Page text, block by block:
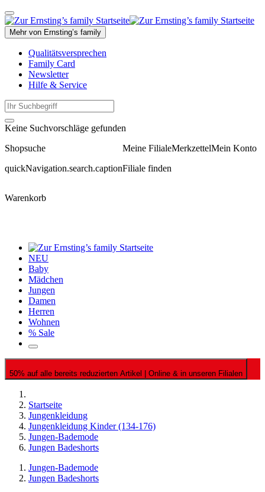
Mehr von Ernsting’s family
Qualitätsversprechen
Family Card
Newsletter
Hilfe & Service
Keine Suchvorschläge gefunden
Shopsuche
quickNavigation.search.caption
Meine Filiale
Filiale finden
MerkzettelMein Konto
Warenkorb
NEU
Baby
Mädchen
Jungen
Damen
Herren
Wohnen
% Sale
50% auf alle bereits reduzierten Artikel | Online & in unseren Filialen
Startseite
Jungenkleidung
Jungenkleidung Kinder (134-176)
Jungen-Bademode
Jungen Badeshorts
Jungen-Bademode
Jungen Badeshorts